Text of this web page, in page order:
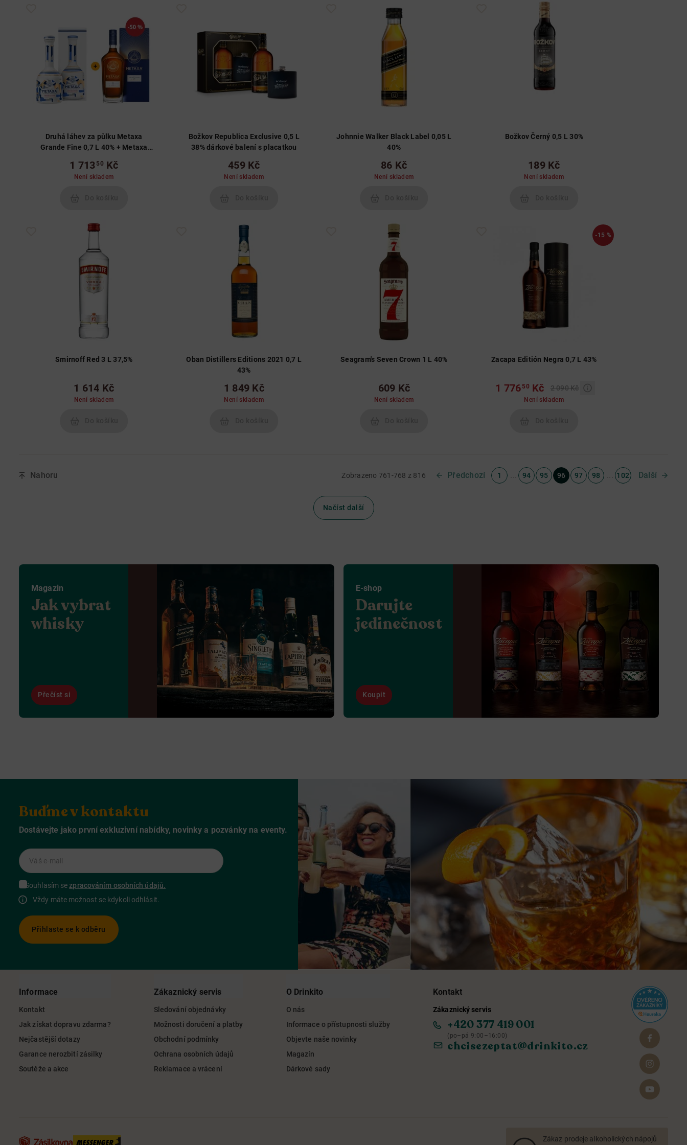
Druhá láhev za půlku Metaxa
Grande Fine 0,7 L 40% + Metaxa
1 713 50 Kč
Není skladem
Božkov Republica Exclusive 0,5 L
38% dárkové balení s placatkou
459 Kč
Není skladem
Johnnie Walker Black Label 0,05 L
40%
86 Kč
Není skladem
Božkov Černý 0,5 L 30%
189 Kč
Není skladem
Smirnoff Red 3 L 37,5%
1 614 Kč
Není skladem
Oban Distillers Editions 2021 0,7 L
43%
1 849 Kč
Není skladem
Seagram's Seven Crown 1 L 40%
609 Kč
Není skladem
-15 %
Zacapa Editión Negra 0,7 L 43%
1 776 50 Kč 2 090 Kč
Není skladem
Nahoru Zobrazeno 761-768 z 816 Předchozí 1 94 95 96 97 98 102 Další
Načíst další
Magazin
Jak vybrat
whisky
Přečíst si
E-shop
Darujte
jedinečnost
Koupit
Buďme v kontaktu
Dostávejte jako první exkluzivní nabídky, novinky a pozvánky na eventy.
Váš e-mail
Souhlasím sezpracováním osobních údajů.
Vždy máte možnost se kdykoli odhlásit.
Přihlaste se k odběru
Informace
Kontakt
Jak získat dopravu zdarma?
Nejčastější dotazy
Garance nerozbití zásilky
Soutěže a akce
Zákaznický servis
Sledování objednávky
Možnosti doručení a platby
Obchodní podmínky
Ochrana osobních údajů
Reklamace a vrácení
O Drinkito
O nás
Informace o přístupnosti služby
Objevte naše novinky
Magazín
Dárkové sady
Kontakt
Zákaznický servis
+420 377 419 001
(po–pá 9:00–16:00)
chcisezeptat@drinkito.cz
Zákaz prodeje alkoholických nápojů